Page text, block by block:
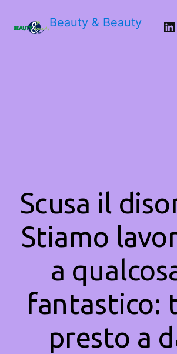
Beauty & Beauty
Scusa il
Stiamo
a
fantastico:
presto a